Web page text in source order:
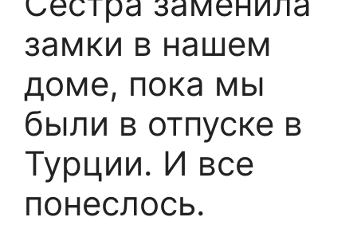
замки в нашем
доме, пока мы
были в отпуске в
Турции. И все
понеслось.